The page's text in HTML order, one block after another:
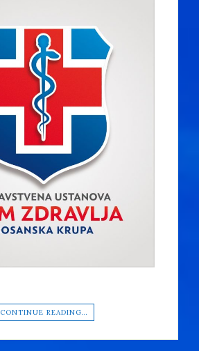
CONTINUE READING…